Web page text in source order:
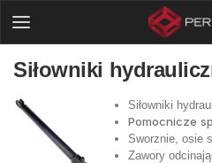
Siłowniki
Siłowniki
Pomocnicze
Sworznie, osie
Zawory